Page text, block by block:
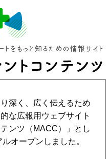
深く、広く伝えるため
な広報用ウェブサイト
ンツ（MACC）」とし
オープンしました。